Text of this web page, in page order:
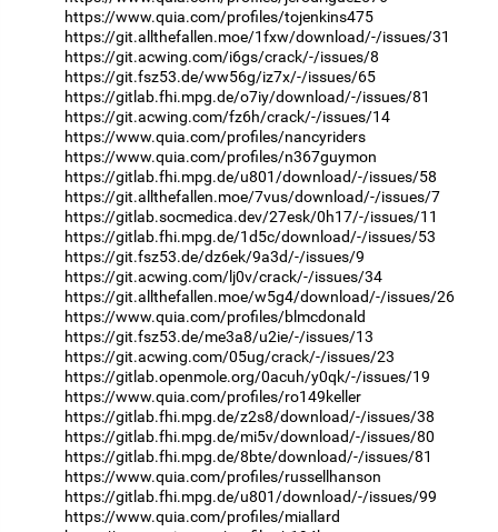
https://www.quia.com/profiles/tojenkins475
https://git.allthefallen.moe/1fxw/download/-/issues/31
https://git.acwing.com/i6gs/crack/-/issues/8
https://git.fsz53.de/ww56g/iz7x/-/issues/65
https://gitlab.fhi.mpg.de/o7iy/download/-/issues/81
https://git.acwing.com/fz6h/crack/-/issues/14
https://www.quia.com/profiles/nancyriders
https://www.quia.com/profiles/n367guymon
https://gitlab.fhi.mpg.de/u801/download/-/issues/58
https://git.allthefallen.moe/7vus/download/-/issues/7
https://gitlab.socmedica.dev/27esk/0h17/-/issues/11
https://gitlab.fhi.mpg.de/1d5c/download/-/issues/53
https://git.fsz53.de/dz6ek/9a3d/-/issues/9
https://git.acwing.com/lj0v/crack/-/issues/34
https://git.allthefallen.moe/w5g4/download/-/issues/26
https://www.quia.com/profiles/blmcdonald
https://git.fsz53.de/me3a8/u2ie/-/issues/13
https://git.acwing.com/05ug/crack/-/issues/23
https://gitlab.openmole.org/0acuh/y0qk/-/issues/19
https://www.quia.com/profiles/ro149keller
https://gitlab.fhi.mpg.de/z2s8/download/-/issues/38
https://gitlab.fhi.mpg.de/mi5v/download/-/issues/80
https://gitlab.fhi.mpg.de/8bte/download/-/issues/81
https://www.quia.com/profiles/russellhanson
https://gitlab.fhi.mpg.de/u801/download/-/issues/99
https://www.quia.com/profiles/miallard